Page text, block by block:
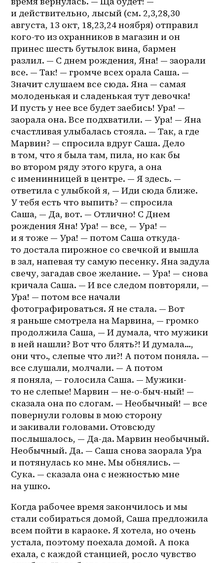
и действительно, лысый (см. 2,3,28,30
августа, 13 окт, 18,23,24 ноября) отправил
кого-то из охранников в магазин и он
принес шесть бутылок вина, бармен
разлил. — С днем рождения, Яна! — заорали
все. — Так! — громче всех орала Саша. —
Значит слушаем все сюда. Яна — самая
молоденькая и сладенькая тут девочка!
И пусть у нее все будет заебись! Ура! —
заорала она. Все подхватили. — Ура! — Яна
счастливая улыбалась стояла. — Так, а где
Марвин? — спросила вдруг Саша. Дело
в том, что я была там, пила, но как бы
во втором ряду этого круга, а она
с именинницей в центре. — Я здесь. —
ответила с улыбкой я, — Иди сюда ближе.
У тебя есть что выпить? — спросила
Саша, — Да, вот. — Отлично! С Днем
рождения Яна! Ура! — все, — Ура! —
и я тоже — Ура! — потом Саша откуда-
то достала пирожное со свечкой и вышла
в зал, напевая ту самую песенку. Яна задула
свечу, загадав свое желание. — Ура! — снова
кричала Саша. — И все следом повторяли, —
Ура! — потом все начали
фотографироваться. Я не стала. — Вот
я раньше смотрела на Марвина, — громко
продолжила Саша, — И думала, что мужики
в ней нашли? Вот что блять?! И думала…,
они что., слепые что ли?! А потом поняла. —
все слушали, молчали. — А потом
я поняла, — голосила Саша. — Мужики-
то не слепые! Марвин — не-о-быч-ный! —
сказала она по слогам. — Необычный! — все
повернули головы в мою сторону
и закивали головами. Отовсюду
послышалось, — Да-да. Марвин необычный.
Необычный. Да. — Саша снова заорала Ура
и потянулась ко мне. Мы обнялись. —
Сука. — сказала она с нежностью мне
на ушко.
Когда рабочее время закончилось и мы
стали собираться домой, Саша предложила
всем пойти в караоке. Я хотела, но очень
устала, поэтому поехала домой. А пока
ехала, с каждой станцией, росло чувство